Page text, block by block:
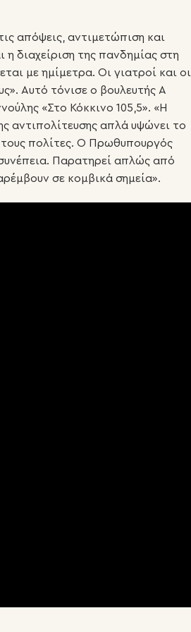
απόψεις, αντιμετώπιση και
διαχείριση της πανδημίας στη
με ημίμετρα. Οι γιατροί και οι
Αυτό τόνισε ο βουλευτής Α
«Στο Κόκκινο 105,5». «Η
αντιπολίτευσης απλά υψώνει το
τους πολίτες. Ο Πρωθυπουργός
Παρατηρεί απλώς από
σε κομβικά σημεία».